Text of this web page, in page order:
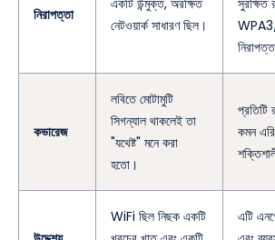
নিরাপত্তা
নেটওয়ার্ক সাধারণ ছিল।
কভারেজ
লবিতে মোটামুটি
সিগন্যাল থাকলেই তা
"যথেষ্ট" মনে করা
হতো।
প্রতিটি
কমন
WiFi ছিল নিছক একটি
এটি